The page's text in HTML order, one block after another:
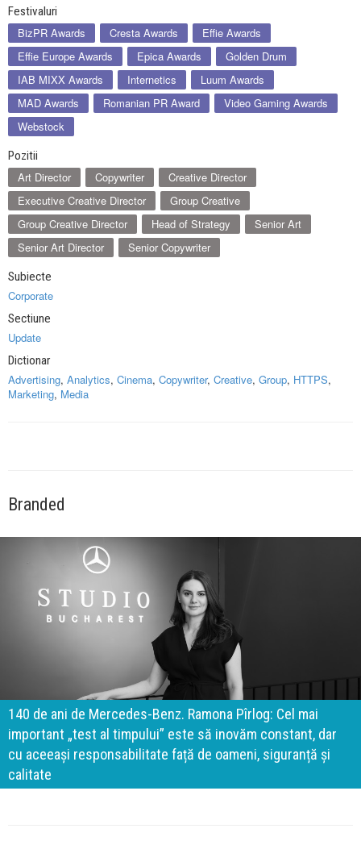
Festivaluri
BizPR Awards Cresta Awards
Effie Awards
Effie Europe Awards
Epica Awards
Golden Drum
IAB MIXX Awards
Internetics
Luum Awards
MAD Awards
Romanian PR Award
Video Gaming Awards
Webstock
Pozitii
Art Director Copywriter
Creative Director
Executive Creative Director
Group Creative
Group Creative Director
Head of Strategy
Senior Art
Senior Art Director
Senior Copywriter
Subiecte
Corporate
Sectiune
Update
Dictionar
Advertising, Analytics, Cinema, Copywriter, Creative, Group, HTTPS,
Marketing, Media
Branded
140 de ani de Mercedes-Benz. Ramona Pîrlog: Cel mai
important „test al timpului” este să inovăm constant, dar
cu aceeași responsabilitate față de oameni, siguranță și
calitate